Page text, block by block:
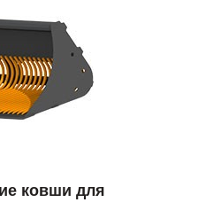
ковши для